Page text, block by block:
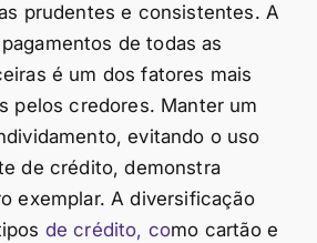
prudentes e consistentes. A
de todas as
é um dos fatores mais
pelos credores. Manter um
evitando o uso
de crédito, demonstra
exemplar. A diversificação
de crédito, como cartão e